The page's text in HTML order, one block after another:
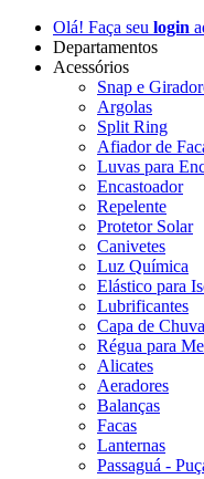
Olá! Faça seu login
Departamentos
Acessórios
Snap e
Argolas
Split Ring
Afiador de
Luvas para
Encastoador
Repelente
Protetor Solar
Canivetes
Luz Química
Elástico para
Lubrificantes
Capa de Chuva
Régua para
Alicates
Aeradores
Balanças
Facas
Lanternas
Passaguá -